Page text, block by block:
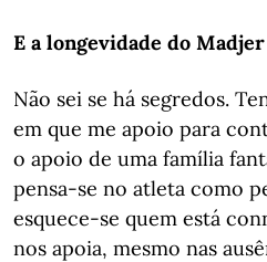
E a longevidade do
Não sei se há segredos.
em que me apoio para
o apoio de uma família
pensa-se no atleta como
esquece-se quem está
nos apoia, mesmo nas